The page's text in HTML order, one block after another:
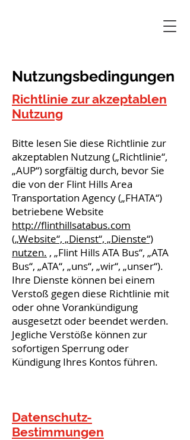
Nutzungsbedingungen
Richtlinie zur akzeptablen
Nutzung
Bitte lesen Sie diese Richtlinie zur
akzeptablen Nutzung („Richtlinie“,
„AUP“) sorgfältig durch, bevor Sie
die von der Flint Hills Area
Transportation Agency („FHATA“)
betriebene Website
http://flinthillsatabus.com
(„Website“, „Dienst“, „Dienste“)
nutzen. , „Flint Hills ATA Bus“, „ATA
Bus“, „ATA“, „uns“, „wir“, „unser“).
Ihre Dienste können bei einem
Verstoß gegen diese Richtlinie mit
oder ohne Vorankündigung
ausgesetzt oder beendet werden.
Jegliche Verstöße können zur
sofortigen Sperrung oder
Kündigung Ihres Kontos führen.
Datenschutz-
Bestimmungen